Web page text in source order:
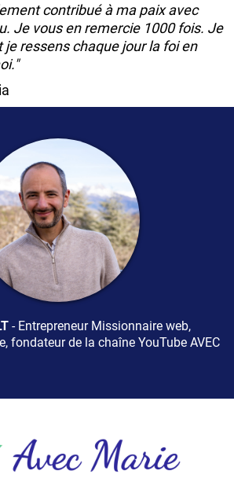
contribué à ma paix avec
Je vous en remercie 1000 fois. Je
je ressens chaque jour la foi en
- Entrepreneur Missionnaire web,
fondateur de la chaîne YouTube AVEC